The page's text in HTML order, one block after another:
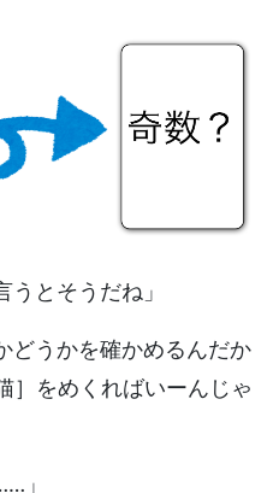
うとそうだね」
どうかを確かめるんだか
］をめくればいーんじゃ
」